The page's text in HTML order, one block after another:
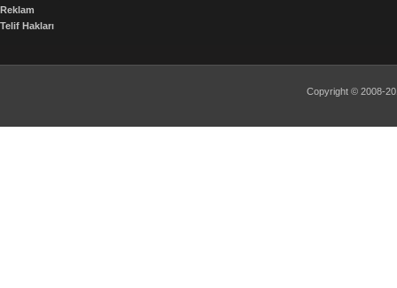
Reklam
Telif Hakları
Copyright © 2008-